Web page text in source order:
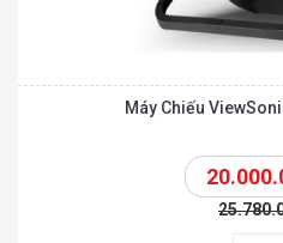
Máy Chiếu